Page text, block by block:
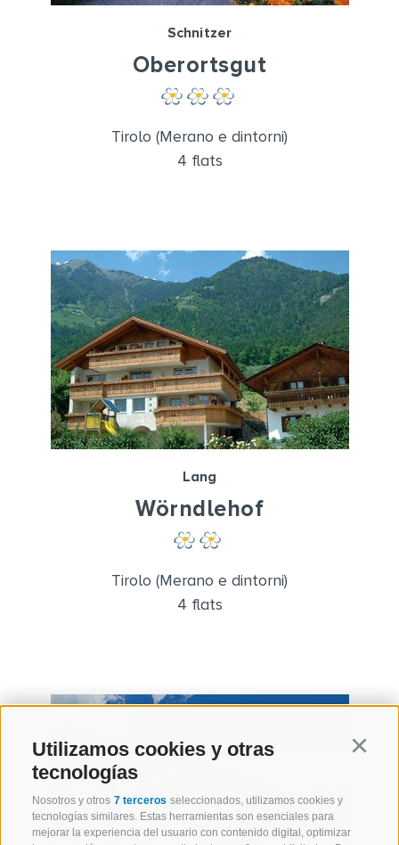
Utilizamos cookies y otras
tecnologías
Nosotros y otros 7 terceros seleccionados, utilizamos cookies y
tecnologías similares. Estas herramientas son esenciales para
mejorar la experiencia del usuario con contenido digital, optimizar
Schnitzer
Oberortsgut
Tirolo (Merano e dintorni)
4 flats
Lang
Wörndlehof
Tirolo (Merano e dintorni)
4 flats